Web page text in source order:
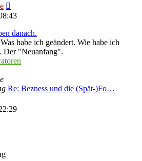
Beitrag
danach.
habe ich geändert. Wie habe ich
Der "Neuanfang".
Re: Bezness und die (Spät-)Fo…